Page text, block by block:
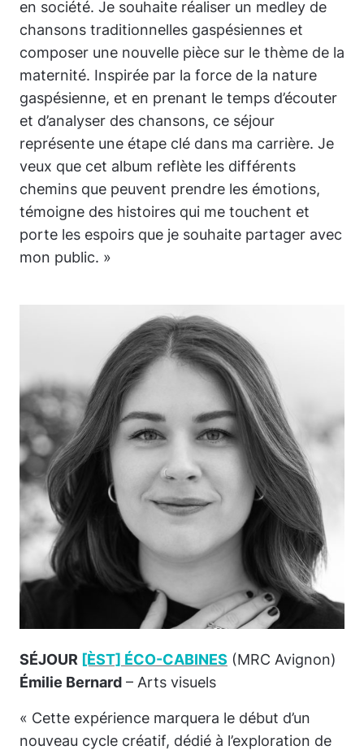
en société. Je souhaite réaliser un medley de
chansons traditionnelles gaspésiennes et
composer une nouvelle pièce sur le thème de la
maternité. Inspirée par la force de la nature
gaspésienne, et en prenant le temps d’écouter
et d’analyser des chansons, ce séjour
représente une étape clé dans ma carrière. Je
veux que cet album reflète les différents
chemins que peuvent prendre les émotions,
témoigne des histoires qui me touchent et
porte les espoirs que je souhaite partager avec
mon public. »
SÉJOUR [ÈST] ÉCO-CABINES (MRC Avignon)
Émilie Bernard – Arts visuels
« Cette expérience marquera le début d’un
nouveau cycle créatif, dédié à l’exploration de